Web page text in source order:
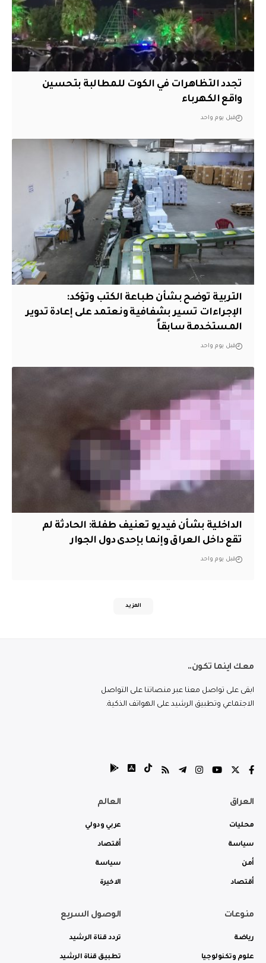
تجدد التظاهرات في الكوت للمطالبة بتحسين
واقع الكهرباء
قبل يوم واحد
التربية توضح بشأن طباعة الكتب وتؤكد:
الإجراءات تسير بشفافية ونعتمد على إعادة تدوير
المستخدمة سابقاً
قبل يوم واحد
الداخلية بشأن فيديو تعنيف طفلة: الحادثة لم
تقع داخل العراق وإنما بإحدى دول الجوار
قبل يوم واحد
المزيد
معك اينما تكون..
ابقى على تواصل معنا عبر منصاتنا على التواصل
الاجتماعي وتطبيق الرشيد على الهواتف الذكية.
العراق
محليات
سياسة
أمن
أقتصاد
العالم
عربي ودولي
أقتصاد
سياسة
الاخيرة
منوعات
رياضة
علوم وتكنولوجيا
الوصول السريع
تردد قناة الرشيد
تطبيق قناة الرشيد